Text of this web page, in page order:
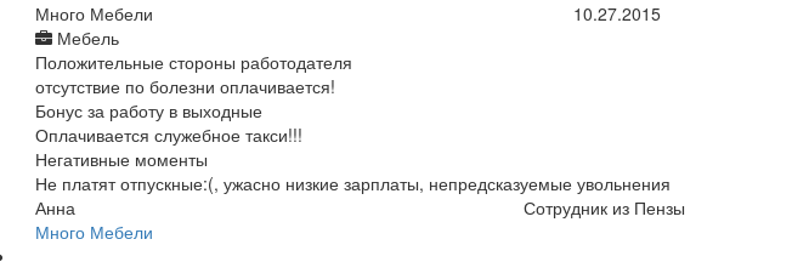
Много Мебели
Мебель
10.27.2015
Положительные стороны работодателя
отсутствие по болезни оплачивается!
Бонус за работу в выходные
Оплачивается служебное такси!!!
Негативные моменты
Не платят отпускные:(, ужасно низкие зарплаты, непредсказуемые увольнения
Анна
Сотрудник из Пензы
Много Мебели